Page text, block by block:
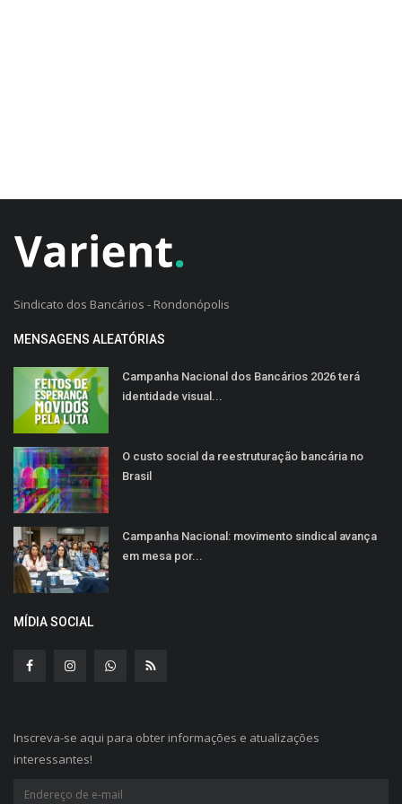
Sindicato dos Bancários - Rondonópolis
MENSAGENS ALEATÓRIAS
Campanha Nacional dos Bancários 2026 terá
identidade visual...
O custo social da reestruturação bancária no
Brasil
Campanha Nacional: movimento sindical avança
em mesa por...
MÍDIA SOCIAL
Inscreva-se aqui para obter informações e atualizações
interessantes!